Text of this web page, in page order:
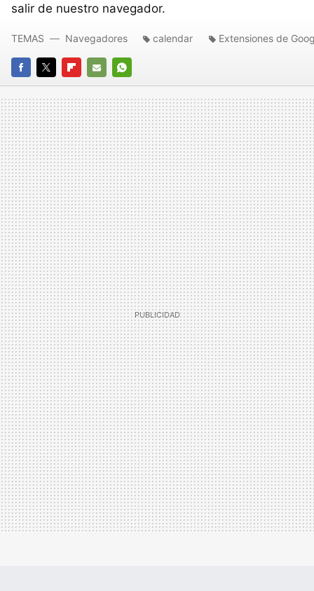
salir de nuestro navegador.
FACEBOOK
TWITTERFLIPBOARD
E-
MAIL
WHATSAPP
TEMAS Navegadores calendar Extensiones de